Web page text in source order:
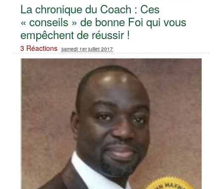
La chronique du Coach : Ces
« conseils » de bonne Foi qui vous
empêchent de réussir !
3 Réactions samedi 1er juillet 2017